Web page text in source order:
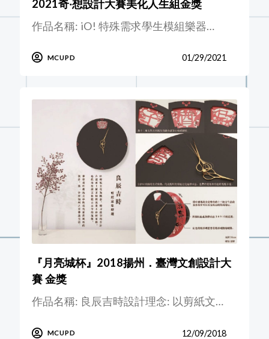
2021奇‧想設計大賽美化人生組金獎
作品名稱: iO! 特殊需求學生模組樂器…
MCUPD 01/29/2021
『月亮城杯』2018揚州．臺灣文創設計大
賽 金獎
作品名稱: 良辰吉時設計理念: 以剪紙文…
MCUPD 12/09/2018